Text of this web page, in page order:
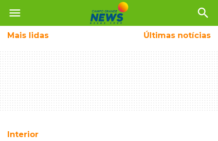
menu search
Mais lidas Últimas notícias
Interior